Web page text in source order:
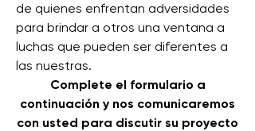
de quienes enfrentan adversidades
para brindar a otros una ventana a
luchas que pueden ser diferentes a
las nuestras.
Complete el formulario a
continuación y nos comunicaremos
con usted para discutir su proyecto